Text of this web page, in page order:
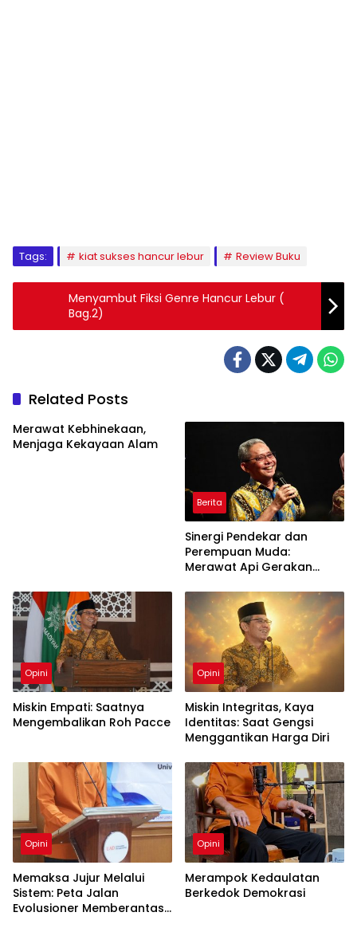
Tags: kiat sukses hancur lebur Review Buku
Menyambut Fiksi Genre Hancur Lebur (
Bag.2)
Related Posts
Merawat Kebhinekaan,
Menjaga Kekayaan Alam
Berita
Sinergi Pendekar dan
Perempuan Muda:
Merawat Api Gerakan
Opini
Miskin Empati: Saatnya
Mengembalikan Roh Pacce
Opini
Miskin Integritas, Kaya
Identitas: Saat Gengsi
Menggantikan Harga Diri
Opini
Memaksa Jujur Melalui
Sistem: Peta Jalan
Evolusioner Memberantas
Opini
Merampok Kedaulatan
Berkedok Demokrasi